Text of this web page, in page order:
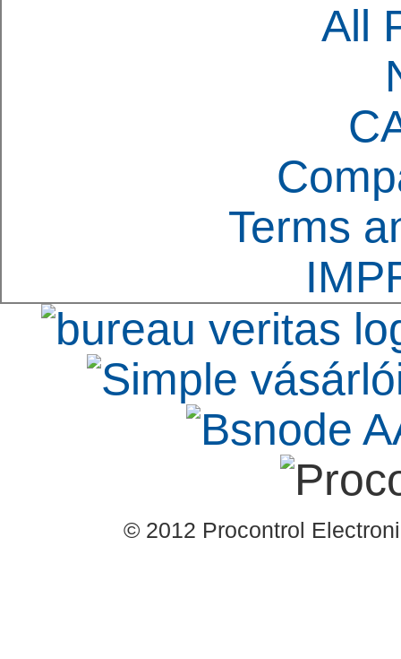
All
Terms
© 2012 Procontrol